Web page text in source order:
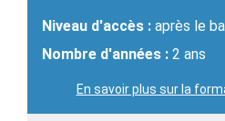
Niveau d'accès : après le
Nombre d'années : 2 ans
En savoir plus sur la